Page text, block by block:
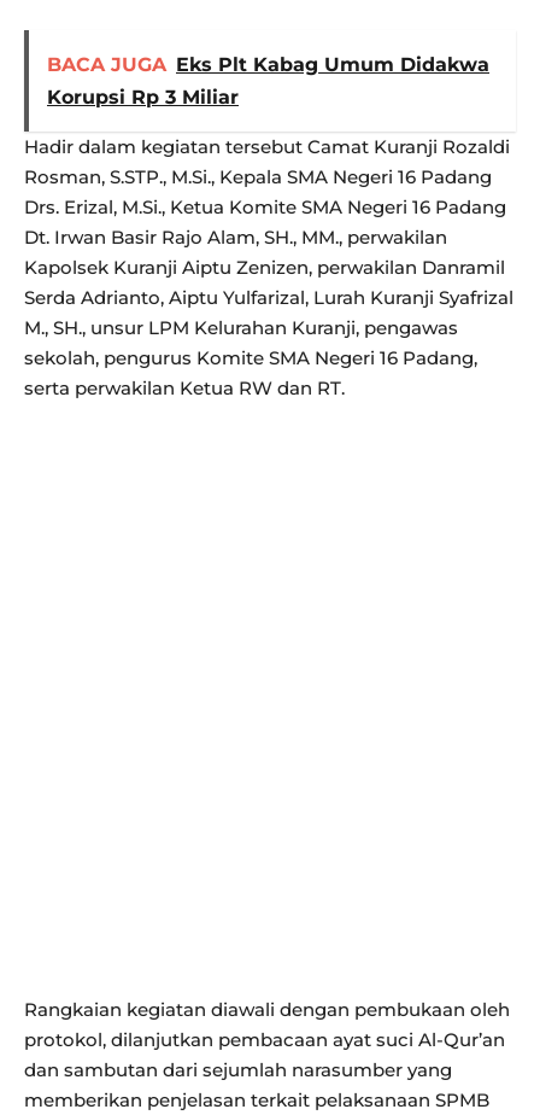
BACA JUGA Eks Plt Kabag Umum Didakwa
Korupsi Rp 3 Miliar
Hadir dalam kegiatan tersebut Camat Kuranji Rozaldi
Rosman, S.STP., M.Si., Kepala SMA Negeri 16 Padang
Drs. Erizal, M.Si., Ketua Komite SMA Negeri 16 Padang
Dt. Irwan Basir Rajo Alam, SH., MM., perwakilan
Kapolsek Kuranji Aiptu Zenizen, perwakilan Danramil
Serda Adrianto, Aiptu Yulfarizal, Lurah Kuranji Syafrizal
M., SH., unsur LPM Kelurahan Kuranji, pengawas
sekolah, pengurus Komite SMA Negeri 16 Padang,
serta perwakilan Ketua RW dan RT.
Rangkaian kegiatan diawali dengan pembukaan oleh
protokol, dilanjutkan pembacaan ayat suci Al-Qur’an
dan sambutan dari sejumlah narasumber yang
memberikan penjelasan terkait pelaksanaan SPMB